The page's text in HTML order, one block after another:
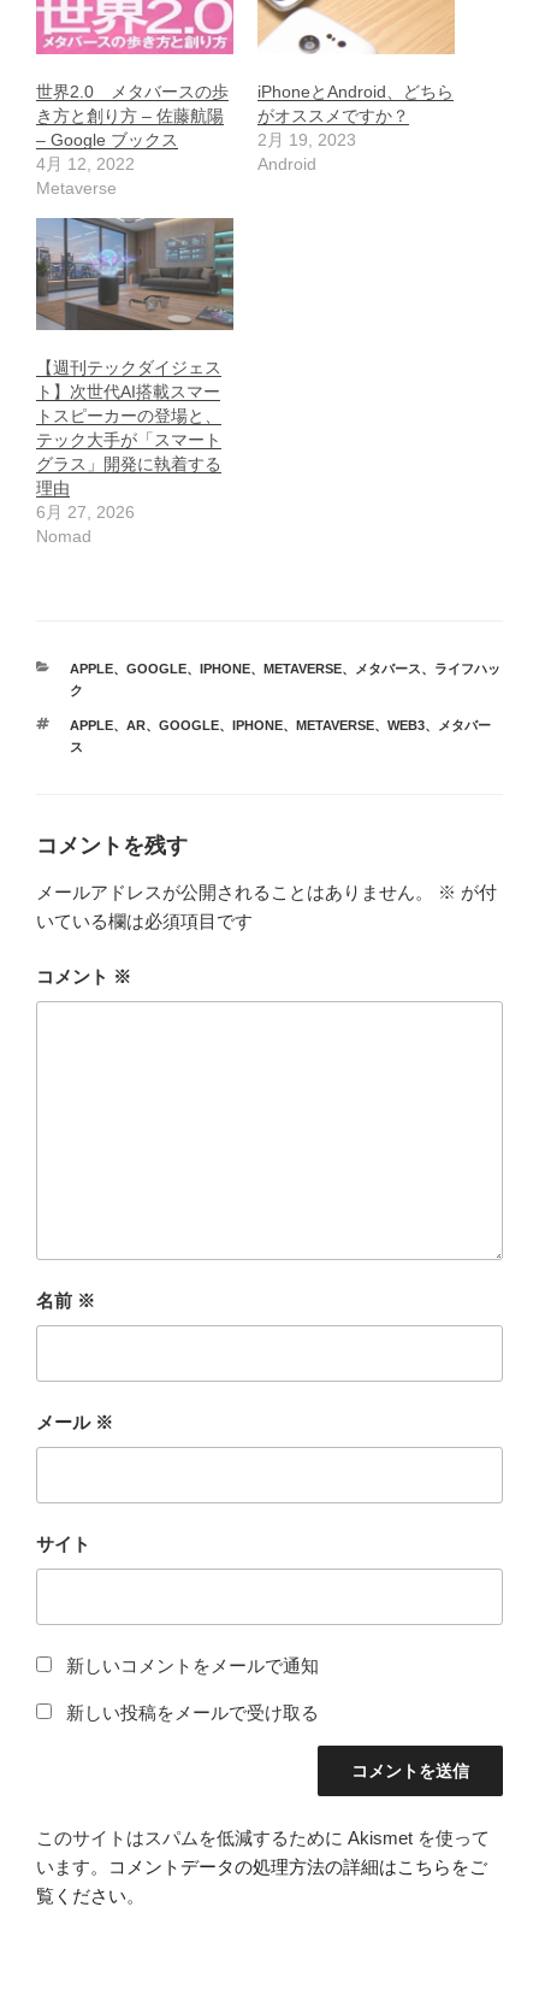
世界2.0 メタバースの歩
き方と創り方 – 佐藤航陽
– Google ブックス
4月 12, 2022
Metaverse
iPhoneとAndroid、どちら
がオススメですか？
2月 19, 2023
Android
【週刊テックダイジェス
ト】次世代AI搭載スマー
トスピーカーの登場と、
テック大手が「スマート
グラス」開発に執着する
理由
6月 27, 2026
Nomad
カ
テ
リ
ー
APPLE、 GOOGLE、 IPHONE、 METAVERSE、 メタバース、
ライフハッ
ク
タ
グ
APPLE、 AR、 GOOGLE、 IPHONE、 METAVERSE、 WEB3、
メタバー
ス
コメントを残す
メールアドレスが公開されることはありません。 ※ が付
いている欄は必須項目です
コメント ※
名前 ※
メール ※
サイト
新しいコメントをメールで通知
新しい投稿をメールで受け取る
このサイトはスパムを低減するために Akismet を使って
います。
コメントデータの処理方法の詳細はこちらをご
覧ください。